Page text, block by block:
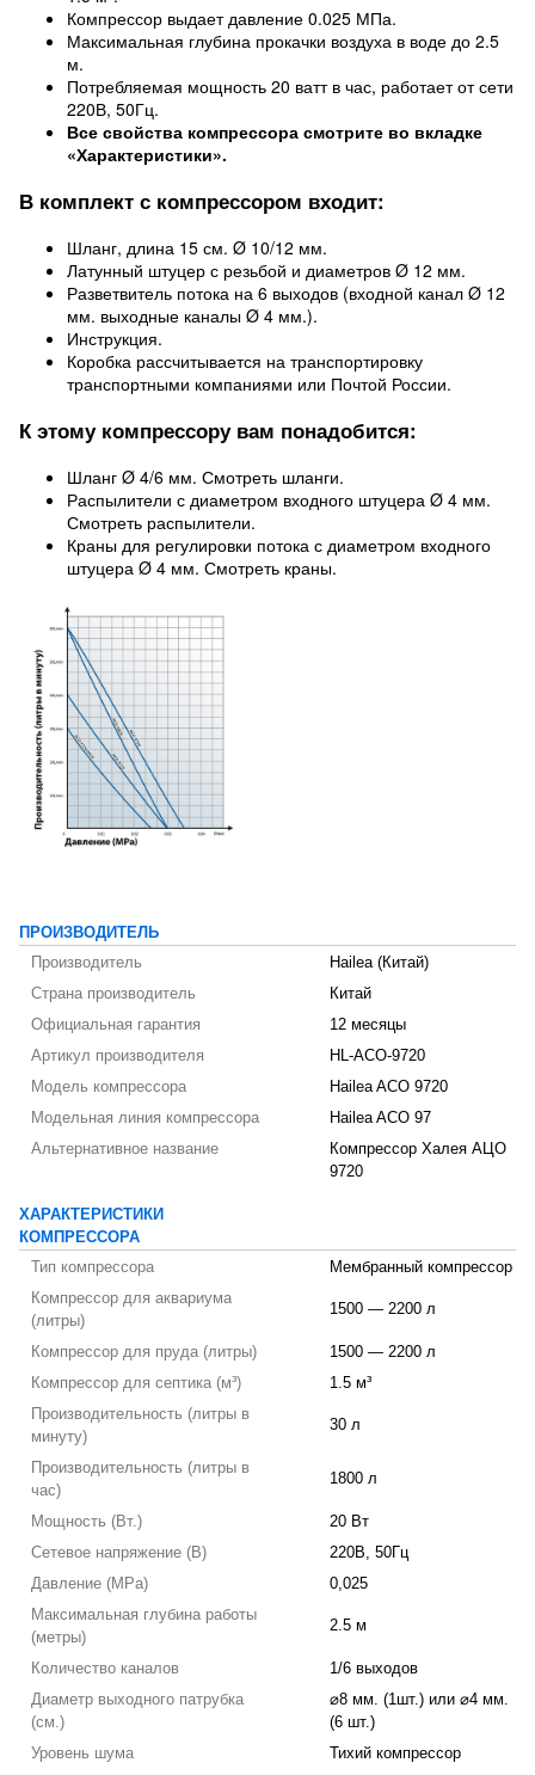
Компрессор выдает давление 0.025 МПа.
Максимальная глубина прокачки воздуха в воде до 2.5
м.
Потребляемая мощность 20 ватт в час, работает от сети
220В, 50Гц.
Все свойства компрессора смотрите во вкладке
«Характеристики».
В комплект с компрессором входит:
Шланг, длина 15 см. Ø 10/12 мм.
Латунный штуцер с резьбой и диаметров Ø 12 мм.
Разветвитель потока на 6 выходов (входной канал Ø 12
мм. выходные каналы Ø 4 мм.).
Инструкция.
Коробка рассчитывается на транспортировку
транспортными компаниями или Почтой России.
К этому компрессору вам понадобится:
Шланг Ø 4/6 мм. Смотреть шланги.
Распылители с диаметром входного штуцера Ø 4 мм.
Смотреть распылители.
Краны для регулировки потока с диаметром входного
штуцера Ø 4 мм. Смотреть краны.
ПРОИЗВОДИТЕЛЬ
Производитель
Hailea (Китай)
Страна производитель
Китай
Официальная гарантия
12 месяцы
Артикул производителя
HL-ACO-9720
Модель компрессора
Hailea ACO 9720
Модельная линия компрессора
Hailea ACO 97
Альтернативное название
Компрессор Халея АЦО
9720
ХАРАКТЕРИСТИКИ
КОМПРЕССОРА
Тип компрессора
Мембранный компрессор
Компрессор для аквариума
(литры)
1500 — 2200 л
Компрессор для пруда (литры)
1500 — 2200 л
Компрессор для септика (м³)
1.5 м³
Производительность (литры в
минуту)
30 л
Производительность (литры в
час)
1800 л
Мощность (Вт.)
20 Вт
Сетевое напряжение (В)
220В, 50Гц
Давление (MPa)
0,025
Максимальная глубина работы
(метры)
2.5 м
Количество каналов
1/6 выходов
Диаметр выходного патрубка
(см.)
⌀8 мм. (1шт.) или ⌀4 мм.
(6 шт.)
Уровень шума
Тихий компрессор